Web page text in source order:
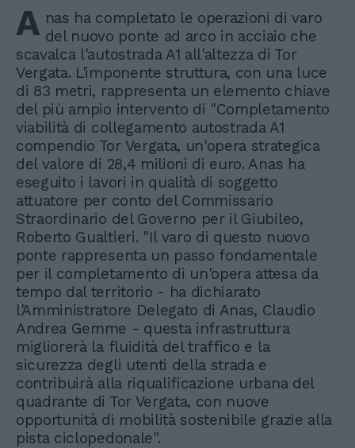
A nas ha completato le operazioni di varo
del nuovo ponte ad arco in acciaio che
scavalca l'autostrada A1 all'altezza di Tor
Vergata. L'imponente struttura, con una luce
di 83 metri, rappresenta un elemento chiave
del più ampio intervento di "Completamento
viabilità di collegamento autostrada A1
compendio Tor Vergata, un'opera strategica
del valore di 28,4 milioni di euro. Anas ha
eseguito i lavori in qualità di soggetto
attuatore per conto del Commissario
Straordinario del Governo per il Giubileo,
Roberto Gualtieri. "Il varo di questo nuovo
ponte rappresenta un passo fondamentale
per il completamento di un'opera attesa da
tempo dal territorio - ha dichiarato
l'Amministratore Delegato di Anas, Claudio
Andrea Gemme - questa infrastruttura
migliorerà la fluidità del traffico e la
sicurezza degli utenti della strada e
contribuirà alla riqualificazione urbana del
quadrante di Tor Vergata, con nuove
opportunità di mobilità sostenibile grazie alla
pista ciclopedonale".